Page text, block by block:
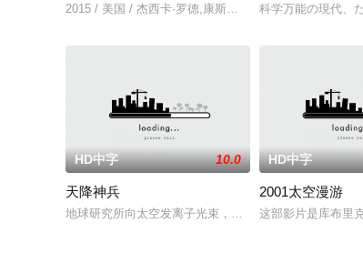
2015 / 美国 / 杰西卡·罗德,康斯坦斯·吴,戴维·杰科学万能の現代、
HD中字 10.0
天降神兵
地球研究所向太空发离子光束，不料却把其它星球的动
HD中字
2001太空漫游
这部影片是库布里